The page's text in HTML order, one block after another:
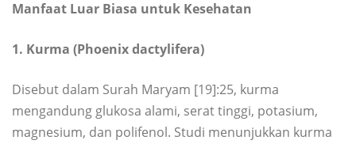
Manfaat Luar Biasa untuk Kesehatan
1. Kurma (Phoenix dactylifera)
Disebut dalam Surah Maryam [19]:25, kurma
mengandung glukosa alami, serat tinggi, potasium,
magnesium, dan polifenol. Studi menunjukkan kurma